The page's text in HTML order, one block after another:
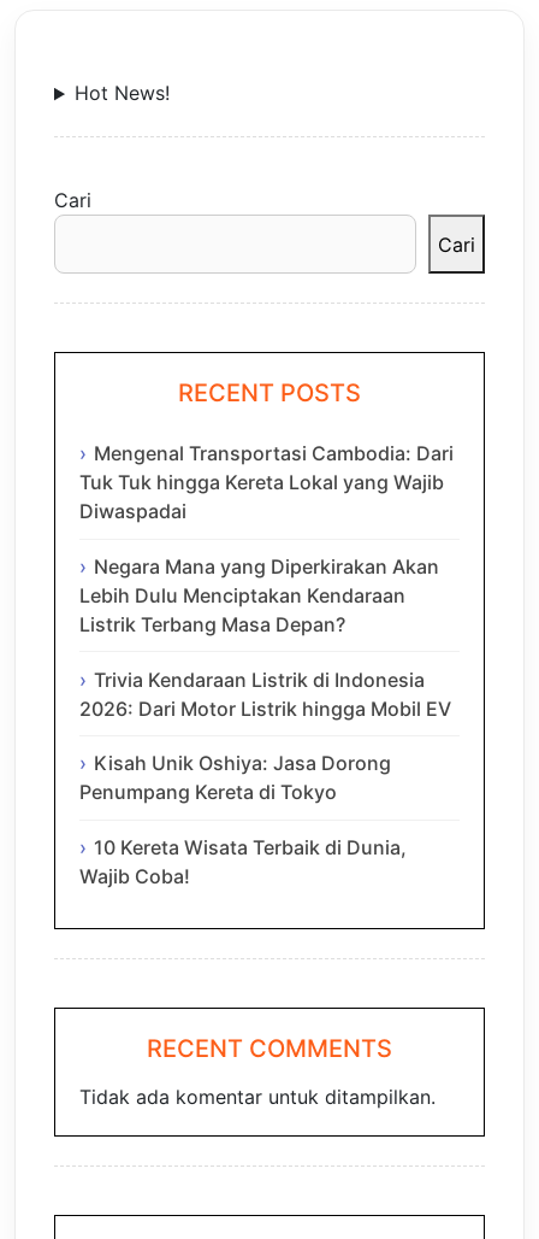
Hot News!
Cari
Cari
RECENT POSTS
Mengenal Transportasi Cambodia: Dari
Tuk Tuk hingga Kereta Lokal yang Wajib
Diwaspadai
Negara Mana yang Diperkirakan Akan
Lebih Dulu Menciptakan Kendaraan
Listrik Terbang Masa Depan?
Trivia Kendaraan Listrik di Indonesia
2026: Dari Motor Listrik hingga Mobil EV
Kisah Unik Oshiya: Jasa Dorong
Penumpang Kereta di Tokyo
10 Kereta Wisata Terbaik di Dunia,
Wajib Coba!
RECENT COMMENTS
Tidak ada komentar untuk ditampilkan.